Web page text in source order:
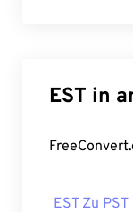
EST in
EST Zu PST